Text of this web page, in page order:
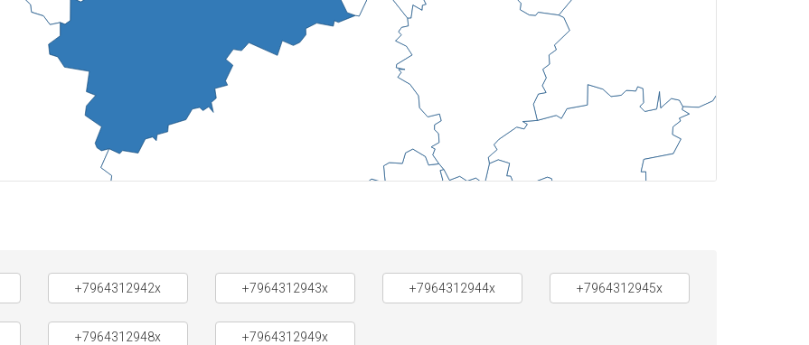
+7964312942x +7964312943x +7964312944x +7964312945x
+7964312948x +7964312949x